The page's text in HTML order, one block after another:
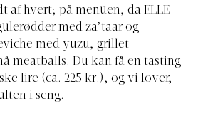
af hvert; på menuen, da ELLE
med za’taar og
med yuzu, grillet
meatballs. Du kan få en tasting
lire (ca. 225 kr.), og vi lover,
i seng.